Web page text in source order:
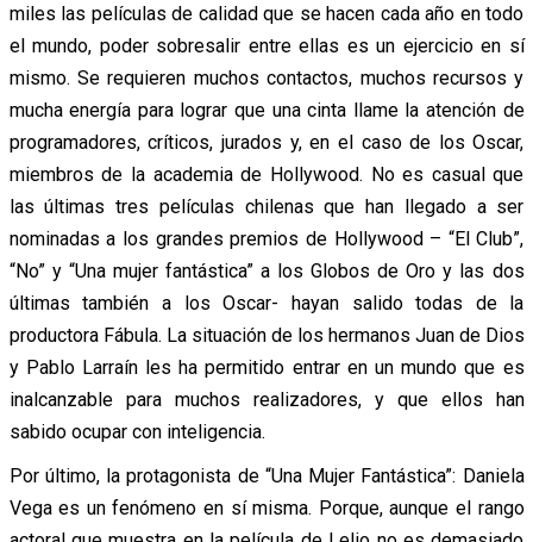
miles las películas de calidad que se hacen cada año en todo
el mundo, poder sobresalir entre ellas es un ejercicio en sí
mismo. Se requieren muchos contactos, muchos recursos y
mucha energía para lograr que una cinta llame la atención de
programadores, críticos, jurados y, en el caso de los Oscar,
miembros de la academia de Hollywood. No es casual que
las últimas tres películas chilenas que han llegado a ser
nominadas a los grandes premios de Hollywood – “El Club”,
“No” y “Una mujer fantástica” a los Globos de Oro y las dos
últimas también a los Oscar- hayan salido todas de la
productora Fábula. La situación de los hermanos Juan de Dios
y Pablo Larraín les ha permitido entrar en un mundo que es
inalcanzable para muchos realizadores, y que ellos han
sabido ocupar con inteligencia.
Por último, la protagonista de “Una Mujer Fantástica”: Daniela
Vega es un fenómeno en sí misma. Porque, aunque el rango